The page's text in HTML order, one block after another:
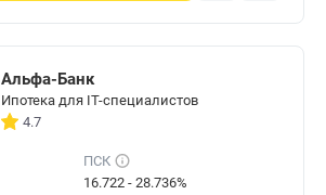
Альфа-Банк
Ипотека для IT-специалистов
4.7
ПСК
16.722 - 28.736%